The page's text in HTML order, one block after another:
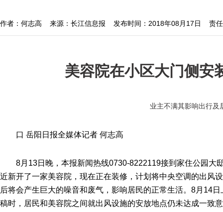
作者：何志高 来源：长江信息报 发布时间：2018年08月17日 责任
美容院在小区大门侧安
业主不满其影响出行及
口 岳阳日报全媒体记者 何志高
8月13日晚，本报新闻热线0730-8222119接到家住公园大
近新开了一家美容院，现在正在装修，计划将中央空调的出风
后将会产生巨大的噪音和废气，影响居民的正常生活。8月14
稿时，居民和美容院之间就出风设施的安放地点仍未达成一致